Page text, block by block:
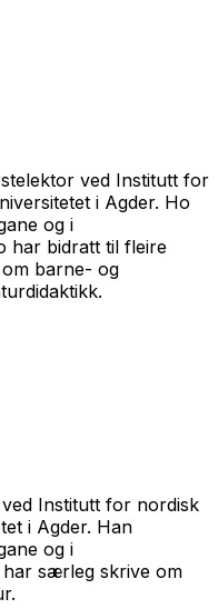
ved Institutt for
i Agder. Ho
og i
har bidratt til fleire
barne- og
Institutt for nordisk
i Agder. Han
og i
særleg skrive om